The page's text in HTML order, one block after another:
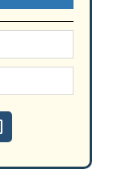
すぐ近くです。